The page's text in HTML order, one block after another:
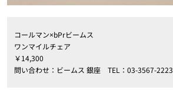
コールマン×bPrビームス
ワンマイルチェア
￥14,300
問い合わせ：ビームス 銀座 TEL：03-3567-2223